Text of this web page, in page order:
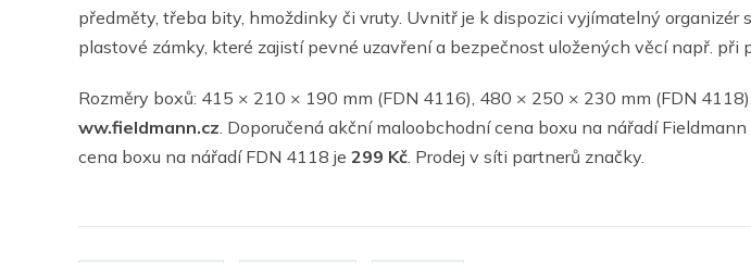
předměty, třeba bity, hmoždinky či vruty. Uvnitř je k dispozici vyjímatelný organizér
plastové zámky, které zajistí pevné uzavření a bezpečnost uložených věcí např. při
Rozměry boxů: 415 × 210 × 190 mm (FDN 4116), 480 × 250 × 230 mm (FDN
ww.fieldmann.cz . Doporučená akční maloobchodní cena boxu na nářadí
cena boxu na nářadí FDN 4118 je 299 Kč . Prodej v síti partnerů značky.